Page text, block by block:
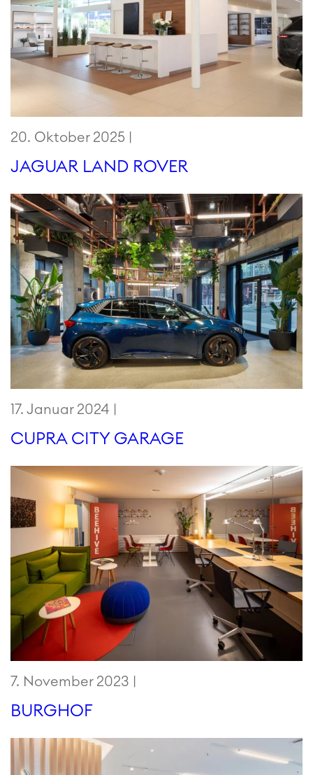
20. Oktober 2025 |
JAGUAR LAND ROVER
17. Januar 2024 |
CUPRA CITY GARAGE
7. November 2023 |
BURGHOF